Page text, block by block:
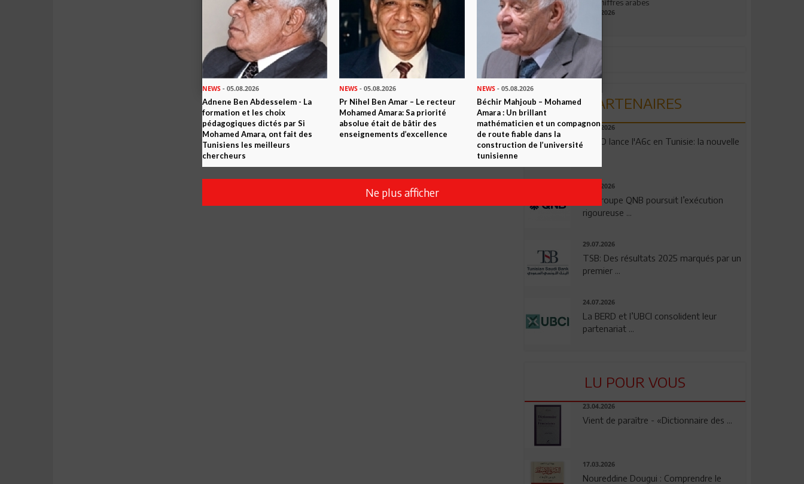
aux chiffres arabes
09.07.2026
PARTENAIRES
04.08.2026
OPPO lance l'A6c en Tunisie: la nouvelle
29.07.2026
Le Groupe QNB poursuit l’exécution
rigoureuse ...
29.07.2026
TSB: Des résultats 2025 marqués par un
premier ...
24.07.2026
La BERD et l’UBCI consolident leur
partenariat ...
LU POUR VOUS
23.04.2026
Vient de paraître - «Dictionnaire des ...
17.03.2026
Noureddine Dougui : Comprendre le
NEWS - 05.08.2026
Adnene Ben Abdesselem - La
formation et les choix
pédagogiques dictés par Si
Mohamed Amara, ont fait des
Tunisiens les meilleurs
chercheurs
NEWS - 05.08.2026
Pr Nihel Ben Amar – Le recteur
Mohamed Amara: Sa priorité
absolue était de bâtir des
enseignements d’excellence
NEWS- 05.08.2026
Béchir Mahjoub – Mohamed
Amara : Un brillant
mathématicien et un compagnon
de route fiable dans la
construction de l’université
tunisienne
Ne plus afficher